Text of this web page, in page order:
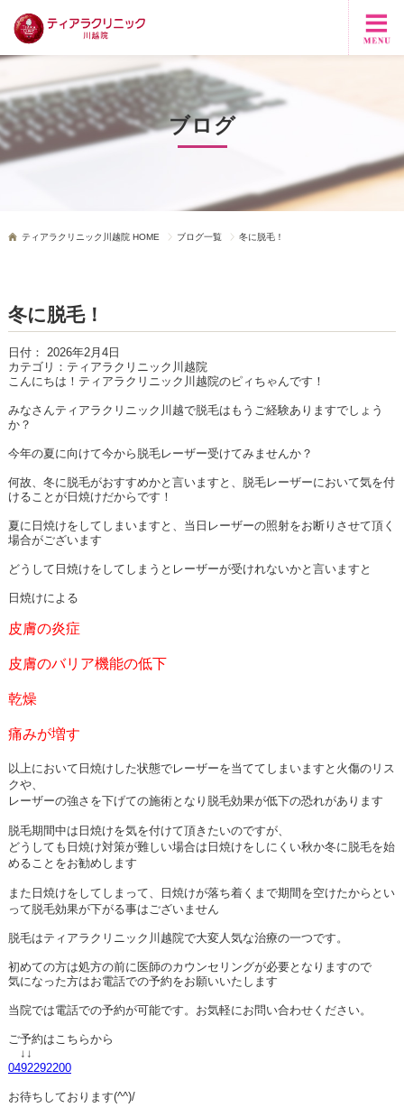
ブログ
ティアラクリニック川越院 HOME ブログ一覧 冬に脱毛！
冬に脱毛！
日付： 2026年2月4日
カテゴリ： ティアラクリニック川越院
こんにちは！ティアラクリニック川越院のピィちゃんです！
みなさんティアラクリニック川越で脱毛はもうご経験ありますでしょう
か？
今年の夏に向けて今から脱毛レーザー受けてみませんか？
何故、冬に脱毛がおすすめかと言いますと、脱毛レーザーにおいて気を付
けることが日焼けだからです！
夏に日焼けをしてしまいますと、当日レーザーの照射をお断りさせて頂く
場合がございます
どうして日焼けをしてしまうとレーザーが受けれないかと言いますと
日焼けによる
皮膚の炎症
皮膚のバリア機能の低下
乾燥
痛みが増す
以上において日焼けした状態でレーザーを当ててしまいますと火傷のリス
クや、
レーザーの強さを下げての施術となり脱毛効果が低下の恐れがあります
脱毛期間中は日焼けを気を付けて頂きたいのですが、
どうしても日焼け対策が難しい場合は日焼けをしにくい秋か冬に脱毛を始
めることをお勧めします
また日焼けをしてしまって、日焼けが落ち着くまで期間を空けたからとい
って脱毛効果が下がる事はございません
脱毛はティアラクリニック川越院で大変人気な治療の一つです。
初めての方は処方の前に医師のカウンセリングが必要となりますので
気になった方はお電話での予約をお願いいたします
当院では電話での予約が可能です。お気軽にお問い合わせください。
ご予約はこちらから
↓↓
0492292200
お待ちしております(^^)/